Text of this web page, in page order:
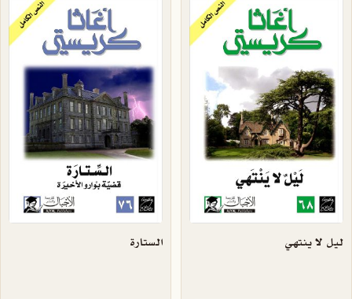
ليل لا ينتهي الستارة